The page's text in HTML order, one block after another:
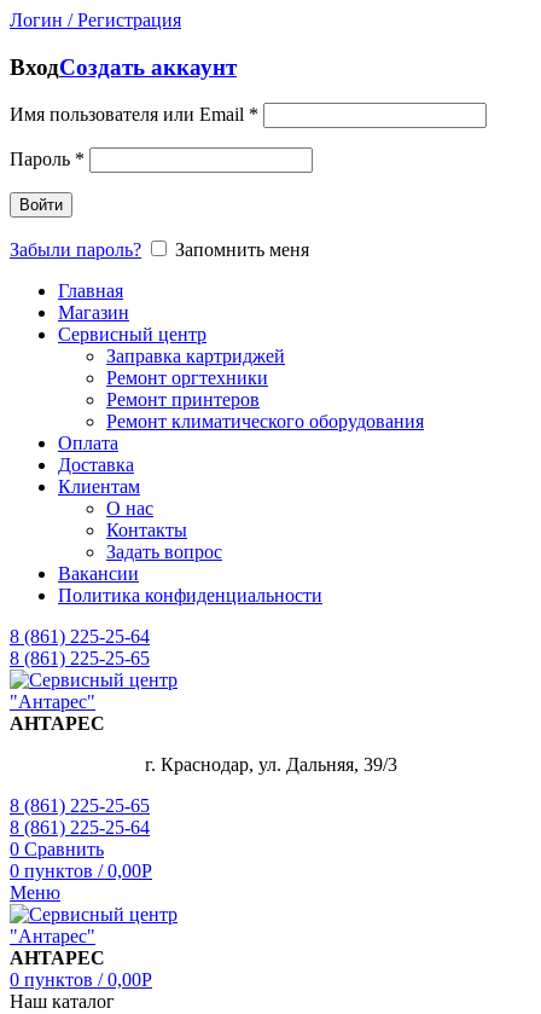
Логин / Регистрация
ВходСоздать аккаунт
Имя пользователя или Email *
Пароль *
Войти
Забыли пароль?
Запомнить меня
Главная
Магазин
Сервисный центр
Заправка картриджей
Ремонт оргтехники
Ремонт принтеров
Ремонт климатического оборудования
Оплата
Доставка
Клиентам
О нас
Контакты
Задать вопрос
Вакансии
Политика конфиденциальности
8 (861) 225-25-64
8 (861) 225-25-65
АНТАРЕС
г. Краснодар, ул. Дальняя, 39/3
8 (861) 225-25-65
8 (861) 225-25-64
0 Сравнить
0 пунктов / 0,00Р
Меню
АНТАРЕС
0 пунктов / 0,00Р
Наш каталог